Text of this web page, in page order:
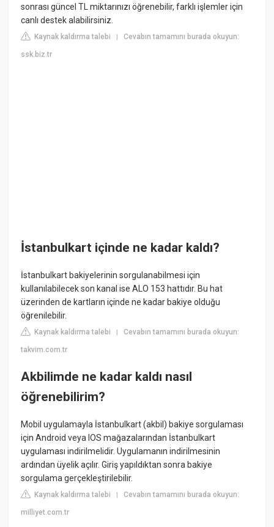
sonrası güncel TL miktarınızı öğrenebilir, farklı işlemler için
canlı destek alabilirsiniz.
Kaynak kaldırma talebi |Cevabın tamamını burada okuyun:
ssk.biz.tr
İstanbulkart içinde ne kadar kaldı?
İstanbulkart bakiyelerinin sorgulanabilmesi için
kullanılabilecek son kanal ise ALO 153 hattıdır. Bu hat
üzerinden de kartların içinde ne kadar bakiye olduğu
öğrenilebilir.
Kaynak kaldırma talebi |Cevabın tamamını burada okuyun:
takvim.com.tr
Akbilimde ne kadar kaldı nasıl
öğrenebilirim?
Mobil uygulamayla İstanbulkart (akbil) bakiye sorgulaması
için Android veya IOS mağazalarından İstanbulkart
uygulaması indirilmelidir. Uygulamanın indirilmesinin
ardından üyelik açılır. Giriş yapıldıktan sonra bakiye
sorgulama gerçekleştirilebilir.
Kaynak kaldırma talebi |Cevabın tamamını burada okuyun:
milliyet.com.tr